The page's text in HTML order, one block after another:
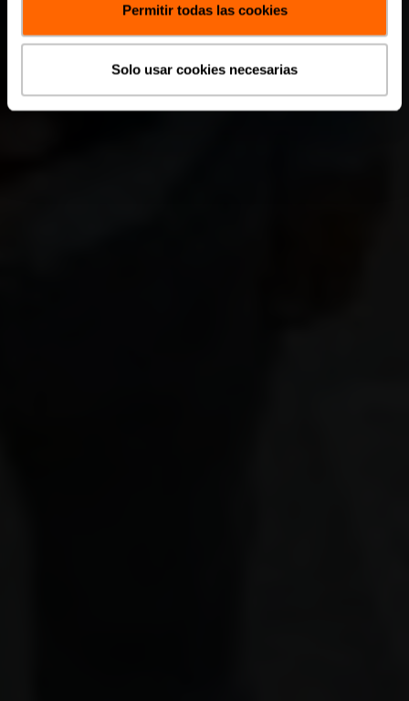
Permitir todas las cookies
Solo usar cookies necesarias